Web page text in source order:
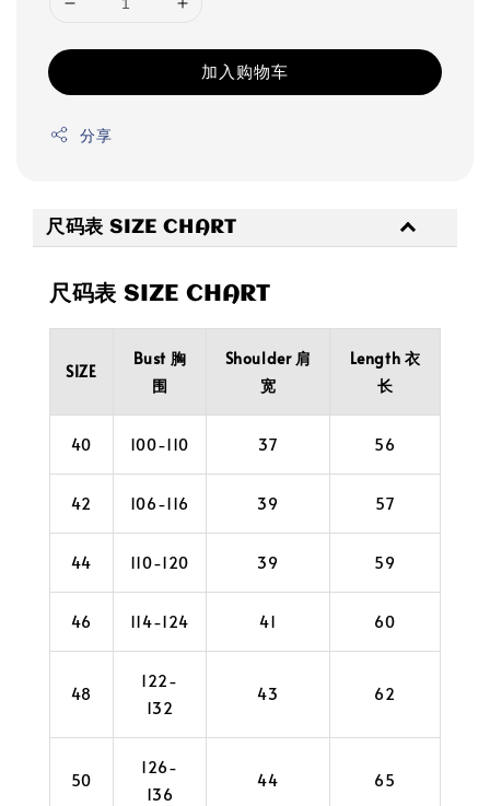
加入购物车
分享
尺码表 SIZE CHART
尺码表 SIZE CHART
SIZE
Bust 胸
围
Shoulder 肩
宽
Length 衣
长
40 100-110 37 56
42 106-116 39 57
44 110-120 39 59
46 114-124 41 60
48
122-
132
43 62
50
126-
136
44 65